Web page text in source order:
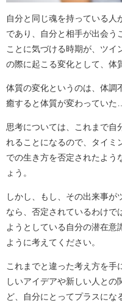
自分と同じ魂を持っている
であり、自分と相手が出会
ことに気づける時期が、ツイ
の際に起こる変化として、体
体質の変化というのは、体調
癒すると体質が変わっていた
思考については、これまで自
れることになるので、タイミ
での生き方を否定されたよう
ょう。
しかし、もし、その出来事
なら、否定されているわけで
ようとしている自分の潜在意
ように考えてください。
これまでと違った考え方を手
しいアイデアや新しい人との
ど、自分にとってプラスにな